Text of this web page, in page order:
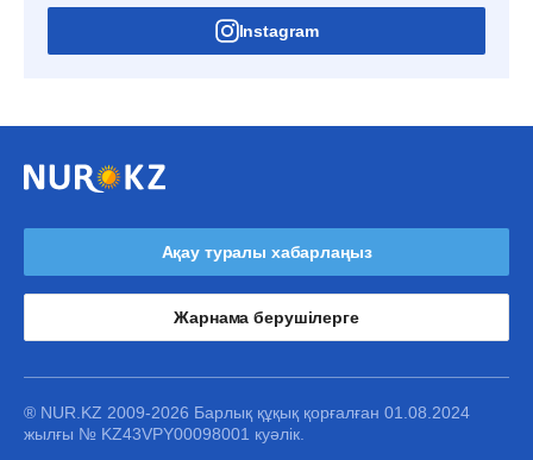
Instagram
Ақау туралы хабарлаңыз
Жарнама берушілерге
® NUR.KZ 2009-2026 Барлық құқық қорғалған 01.08.2024
жылғы № KZ43VPY00098001 куәлік.